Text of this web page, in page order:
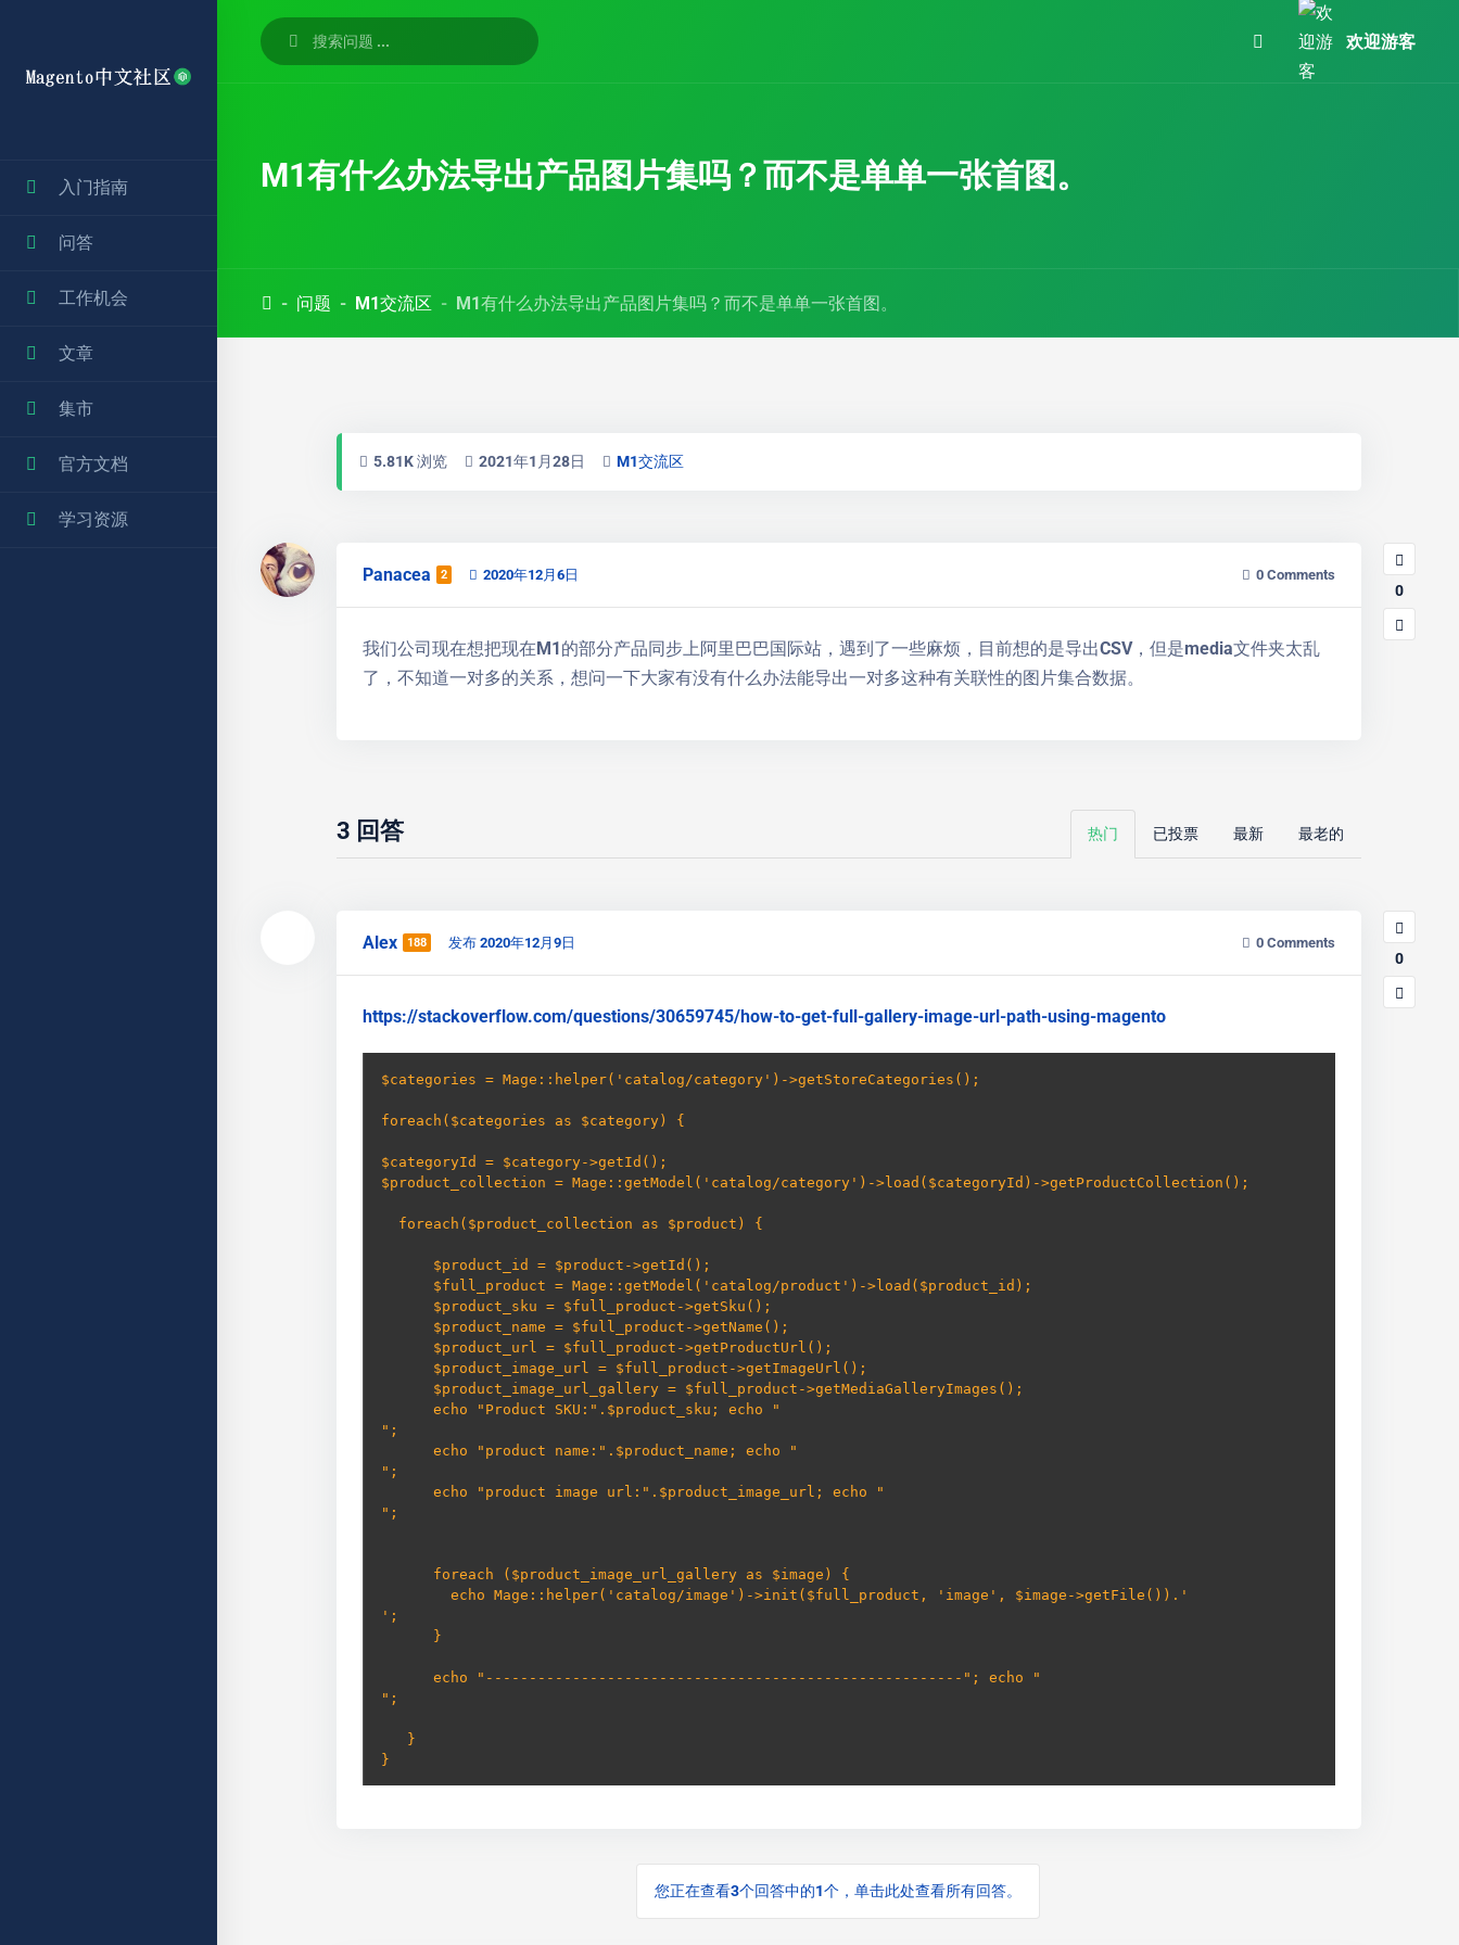
入门指南
问答
工作机会
文章
集市
官方文档
学习资源
欢迎游客
M1有什么办法导出产品图片集吗？而不是单单一张首图。
问题 M1交流区 M1有什么办法导出产品图片集吗？而不是单单一张首图。
5.81K 浏览 2021年1月28日 M1交流区
Panacea 2 2020年12月6日 0 Comments
我们公司现在想把现在M1的部分产品同步上阿里巴巴国际站，遇到了一些麻烦，目前想的是导出CSV，但是media文件夹太乱
了，不知道一对多的关系，想问一下大家有没有什么办法能导出一对多这种有关联性的图片集合数据。
0
3 回答 热门 已投票 最新 最老的
Alex 188 发布 2020年12月9日 0 Comments
https://stackoverflow.com/questions/30659745/how-to-get-full-gallery-image-url-path-using-magento
$categories = Mage::helper('catalog/category')->getStoreCategories();
foreach($categories as $category) {
$categoryId = $category->getId();
$product_collection = Mage::getModel('catalog/category')->load($categoryId)->getProductCollection();
      echo "Product SKU:".$product_sku; echo "
";
      echo "product name:".$product_name; echo "
";
      echo "product image url:".$product_image_url; echo "
";
        echo Mage::helper('catalog/image')->init($full_product, 'image', $image->getFile()).'
';
      echo "-------------------------------------------------------"; echo "
";
}
0
您正在查看3个回答中的1个，单击此处查看所有回答。